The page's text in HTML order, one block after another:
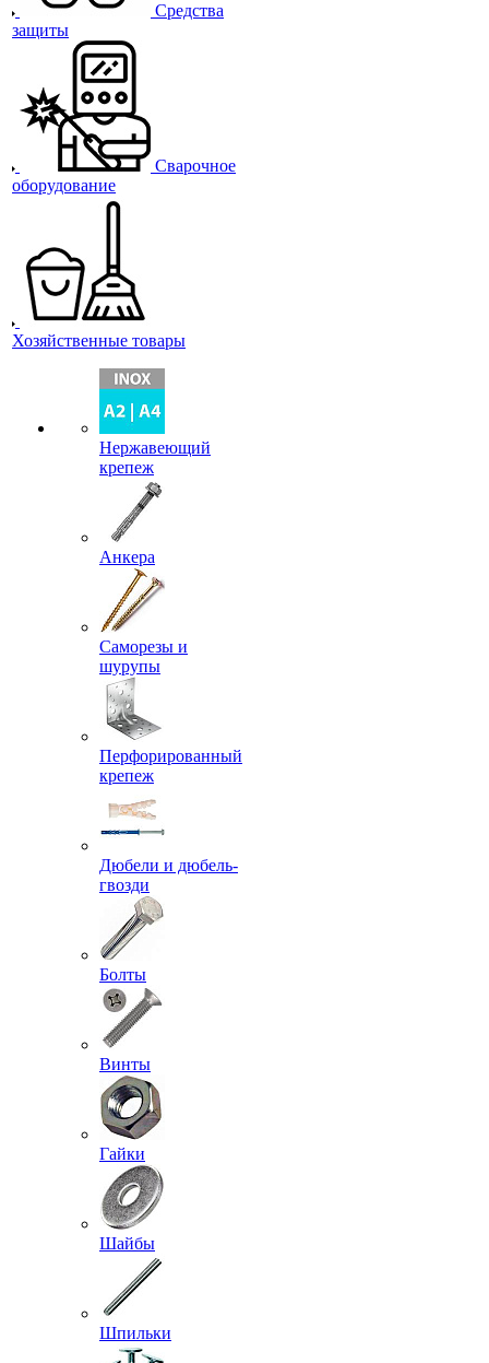
Средства
защиты
Сварочное
оборудование
Хозяйственные товары
Нержавеющий
крепеж
Анкера
Саморезы и
шурупы
Перфорированный
крепеж
Дюбели и дюбель-
гвозди
Болты
Винты
Гайки
Шайбы
Шпильки